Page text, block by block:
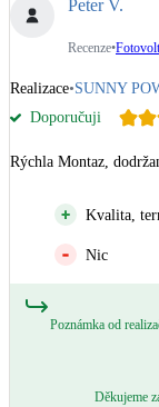
Peter V.
Recenze•
Realizace•SUNNY
Doporučuji
Rýchla Montaz,
Kvalita,
Nic
Poznámka od
Děkujeme